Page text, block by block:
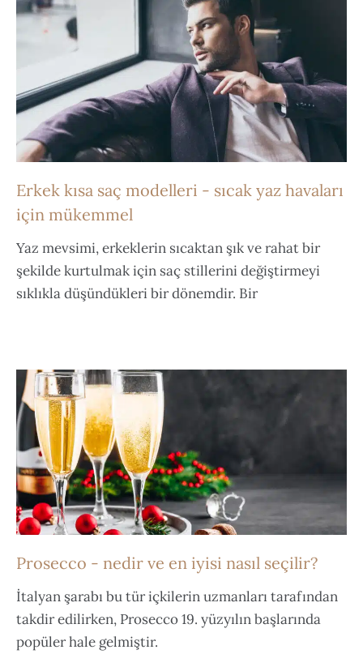
Erkek kısa saç modelleri - sıcak yaz havaları
için mükemmel
Yaz mevsimi, erkeklerin sıcaktan şık ve rahat bir
şekilde kurtulmak için saç stillerini değiştirmeyi
sıklıkla düşündükleri bir dönemdir. Bir
Prosecco - nedir ve en iyisi nasıl seçilir?
İtalyan şarabı bu tür içkilerin uzmanları tarafından
takdir edilirken, Prosecco 19. yüzyılın başlarında
popüler hale gelmiştir.